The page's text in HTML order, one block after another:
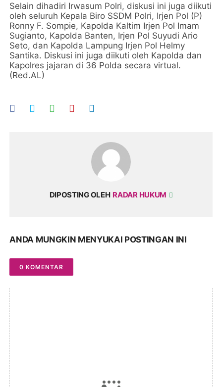
Selain dihadiri Irwasum Polri, diskusi ini juga diikuti
oleh seluruh Kepala Biro SSDM Polri, Irjen Pol (P)
Ronny F. Sompie, Kapolda Kaltim Irjen Pol Imam
Sugianto, Kapolda Banten, Irjen Pol Suyudi Ario
Seto, dan Kapolda Lampung Irjen Pol Helmy
Santika. Diskusi ini juga diikuti oleh Kapolda dan
Kapolres jajaran di 36 Polda secara virtual.
(Red.AL)
DIPOSTING OLEH RADAR HUKUM
ANDA MUNGKIN MENYUKAI POSTINGAN INI
0 KOMENTAR